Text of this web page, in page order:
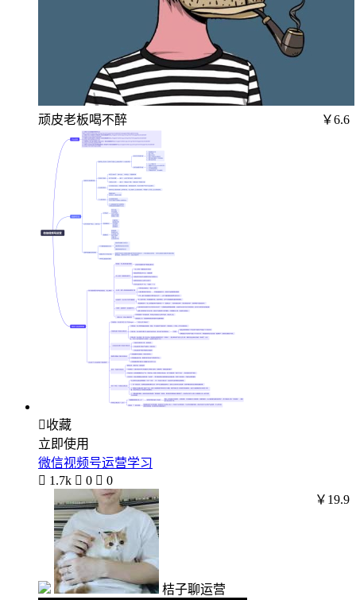
顽皮老板喝不醉 ￥6.6
收藏
立即使用
微信视频号运营学习
 1.7k  0  0
桔子聊运营
￥19.9